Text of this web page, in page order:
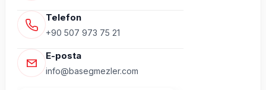
Telefon
+90 507 973 75 21
E-posta
info@basegmezler.com